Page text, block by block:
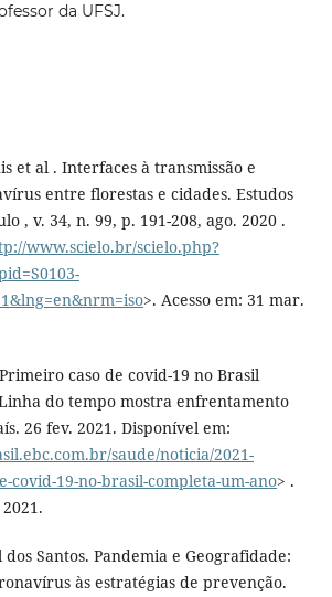
da UFSJ.
et al . Interfaces à transmissão e
entre florestas e cidades. Estudos
, v. 34, n. 99, p. 191-208, ago. 2020 .
www.scielo.br/scielo.php?
>. Acesso em: 31 mar.
caso de covid-19 no Brasil
do tempo mostra enfrentamento
26 fev. 2021. Disponível em:
saude/noticia/2021-
covid-19-no-brasil-completa-um-ano> .
dos Santos. Pandemia e Geografidade:
às estratégias de prevenção.